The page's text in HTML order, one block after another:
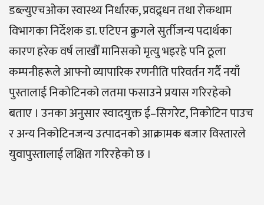
डब्ल्युएचओका स्वास्थ्य निर्धारक, प्रवद्र्धन तथा रोकथाम
विभागका निर्देशक डा. एटिएन क्रुगले सुर्तीजन्य पदार्थका
कारण हरेक वर्ष लाखौँ मानिसको मृत्यु भइरहे पनि ठूला
कम्पनीहरूले आफ्नो व्यापारिक रणनीति परिवर्तन गर्दै नयाँ
पुस्तालाई निकोटिनको लतमा फसाउने प्रयास गरिरहेको
बताए । उनका अनुसार स्वादयुक्त ई–सिगरेट, निकोटिन पाउच
र अन्य निकोटिनजन्य उत्पादनको आक्रामक बजार विस्तारले
युवापुस्तालाई लक्षित गरिरहेको छ ।